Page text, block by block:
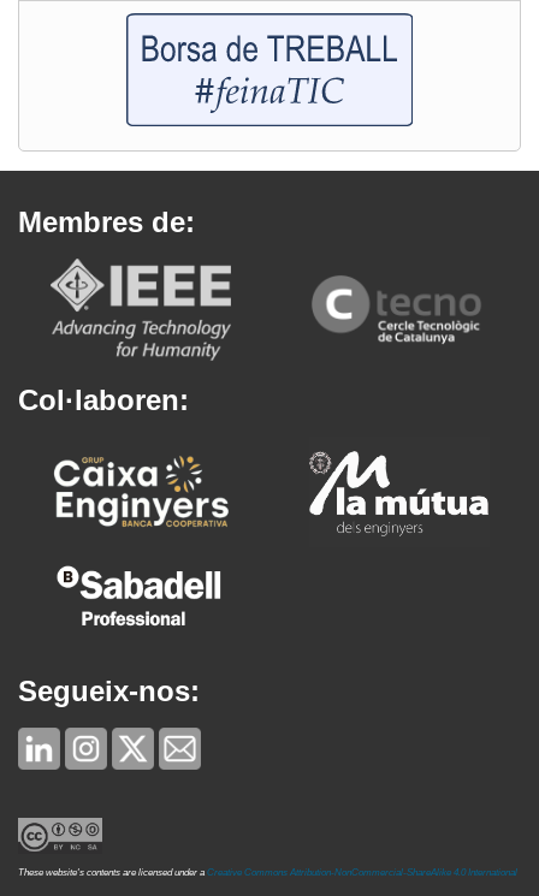
Membres de:
Col·laboren:
Segueix-nos:
These website's contents are licensed under a Creative Commons Attribution-NonCommercial-ShareAlike 4.0 International